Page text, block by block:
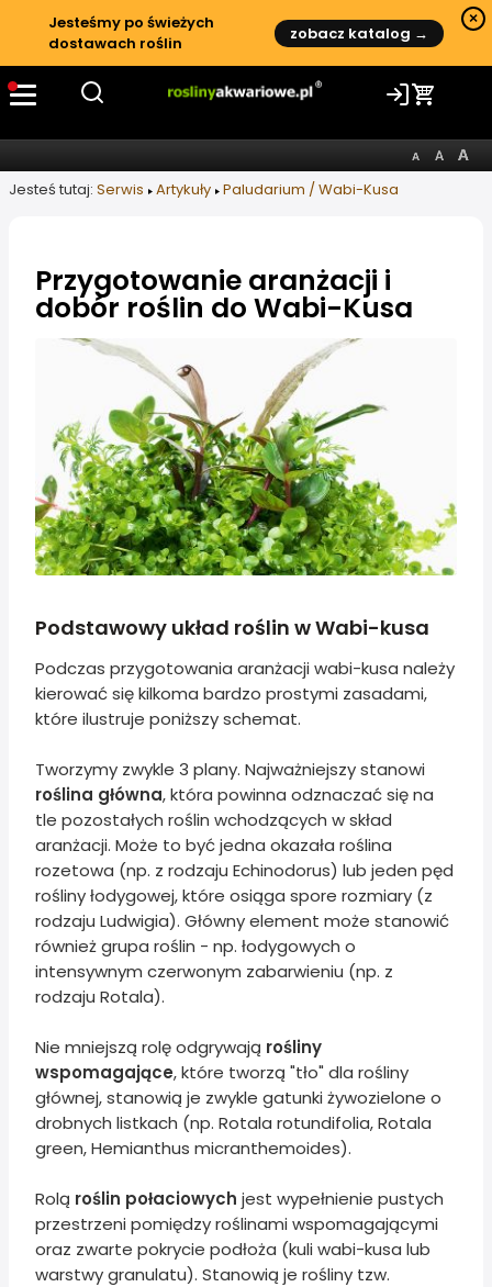
Jesteśmy po świeżych
dostawach roślin
zobacz katalog →
×
Jesteś tutaj: Serwis Artykuły Paludarium / Wabi-Kusa
Przygotowanie aranżacji i
dobór roślin do Wabi-Kusa
Informacje o artykule
Podstawowy układ roślin w Wabi-kusa
Podczas przygotowania aranżacji wabi-kusa należy
kierować się kilkoma bardzo prostymi zasadami,
które ilustruje poniższy schemat.
Tworzymy zwykle 3 plany. Najważniejszy stanowi
roślina główna, która powinna odznaczać się na
tle pozostałych roślin wchodzących w skład
aranżacji. Może to być jedna okazała roślina
rozetowa (np. z rodzaju Echinodorus) lub jeden pęd
rośliny łodygowej, które osiąga spore rozmiary (z
rodzaju Ludwigia). Główny element może stanowić
również grupa roślin - np. łodygowych o
intensywnym czerwonym zabarwieniu (np. z
rodzaju Rotala).
Nie mniejszą rolę odgrywają rośliny
wspomagające, które tworzą "tło" dla rośliny
głównej, stanowią je zwykle gatunki żywozielone o
drobnych listkach (np. Rotala rotundifolia, Rotala
green, Hemianthus micranthemoides).
Rolą roślin połaciowych jest wypełnienie pustych
przestrzeni pomiędzy roślinami wspomagającymi
oraz zwarte pokrycie podłoża (kuli wabi-kusa lub
warstwy granulatu). Stanowią je rośliny tzw.